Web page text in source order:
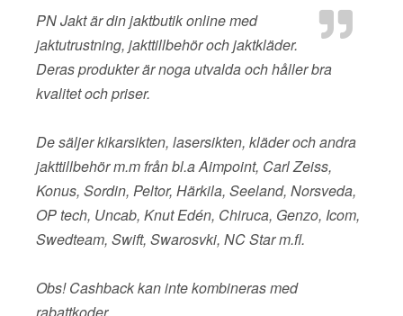
PN Jakt är din jaktbutik online med
jaktutrustning, jakttillbehör och jaktkläder.
Deras produkter är noga utvalda och håller bra
kvalitet och priser.
De säljer kikarsikten, lasersikten, kläder och andra
jakttillbehör m.m från bl.a Aimpoint, Carl Zeiss,
Konus, Sordin, Peltor, Härkila, Seeland, Norsveda,
OP tech, Uncab, Knut Edén, Chiruca, Genzo, Icom,
Swedteam, Swift, Swarosvki, NC Star m.fl.
Obs! Cashback kan inte kombineras med